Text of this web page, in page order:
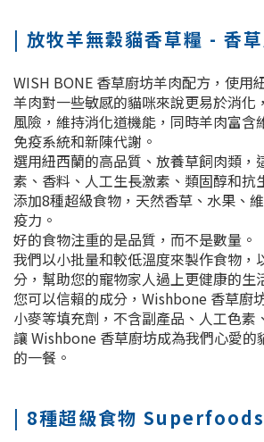
| 放牧羊無穀貓香草糧 - 香
WISH BONE 香草廚坊羊肉配方，使用
羊肉對一些敏感的貓咪來說更易於消化
風險，維持消化道機能，同時羊肉富含
免疫系統和新陳代謝。
選用紐西蘭的高品質、放養草飼肉類，
素、香料、人工生長激素、類固醇和抗
添加8種超級食物，天然香草、水果、
疫力。
好的食物注重的是品質，而不是數量。
我們以小批量和較低溫度來製作食物，
分，幫助您的寵物家人過上更健康的生
您可以信賴的成分，Wishbone 香草廚
小麥等填充劑，不含副產品、人工色素
讓 Wishbone 香草廚坊成為我們心愛的
的一餐。
| 8種超級食物